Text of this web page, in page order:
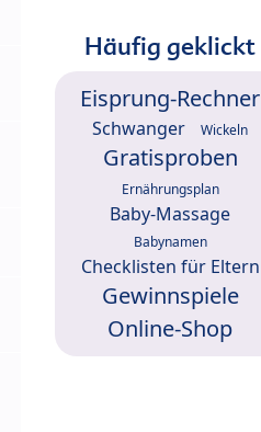
Häufig geklickt
Eisprung-Rechner
Schwanger Wickeln
Gratisproben
Ernährungsplan
Baby-Massage
Babynamen
Checklisten für Eltern
Gewinnspiele
Online-Shop